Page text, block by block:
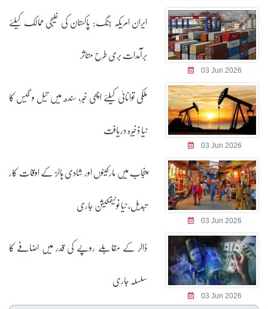
03 Jun 2026
ایران امریکہ جنگ: پاکستان کی خلیجی ممالک کیلئے
برآمدات بری طرح متاثر
03 Jun 2026
ملکی توانائی کیلئے اچھی خبر، سندھ میں تیل و گیس کا
نیا ذخیرہ دریافت
03 Jun 2026
پنجاب میں مارکیٹوں اور شادی ہالز کے اوقات کار
تبدیل، نیا نوٹیفکیشن جاری
03 Jun 2026
ڈالر کے مقابلے روپے کی قدر میں اضافے کا
سلسلہ جاری